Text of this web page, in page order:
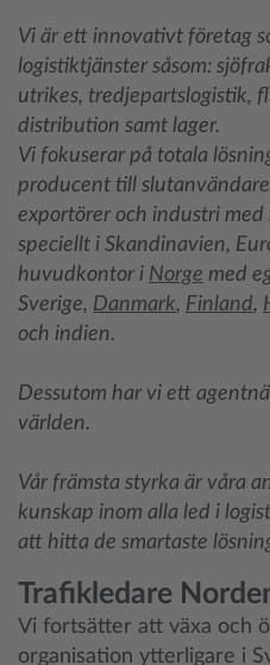
Vi är ett innovativt företag
logistiktjänster såsom:
utrikes, tredjepartslogistik,
distribution samt lager.
Vi fokuserar på totala
producent till
exportörer och industri
speciellt i Skandinavien,
huvudkontor i Norge med
Sverige, Danmark, Finland,
och indien.
Dessutom har vi ett
världen.
Vår främsta styrka är våra
kunskap inom alla led i
att hitta de smartaste
Trafikledare
Vi fortsätter att växa och
organisation ytterligare i